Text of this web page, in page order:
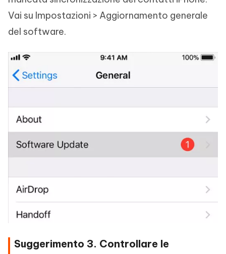
Vai su Impostazioni > Aggiornamento generale
del software.
Suggerimento 3. Controllare le